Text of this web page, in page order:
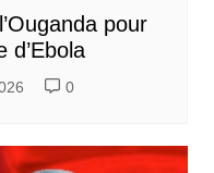
pour
d’Ebola
0